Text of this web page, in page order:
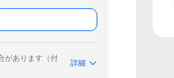
があります（付
詳細